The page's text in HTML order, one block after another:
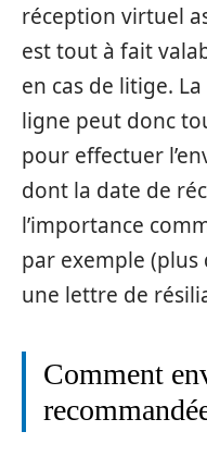
réception virtuel
est tout à fait
en cas de litige.
ligne peut donc
pour effectuer
dont la date de
l’importance
par exemple
une lettre de
Comment